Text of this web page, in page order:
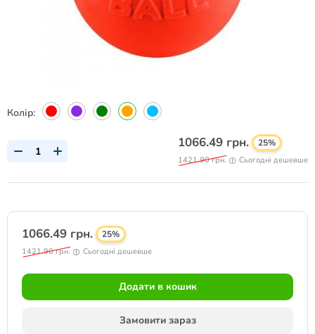
Колір:
1066.49 грн. 25%
1421.90 грн. Сьогодні дешевше
1066.49 грн. 25%
1421.90 грн. Сьогодні дешевше
Додати в кошик
Замовити зараз